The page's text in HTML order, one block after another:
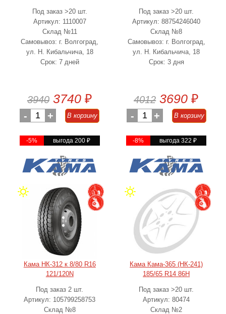
Под заказ >20 шт.
Артикул: 1110007
Склад №11
Самовывоз: г. Волгоград,
ул. Н. Кибальчича, 18
Срок: 7 дней
3940 3740 ₽
- 1 + В корзину
-5% выгода 200₽
Под заказ >20 шт.
Артикул: 88754246040
Склад №8
Самовывоз: г. Волгоград,
ул. Н. Кибальчича, 18
Срок: 3 дня
4012 3690 ₽
- 1 + В корзину
-8% выгода 322₽
Кама НК-312 к 8/80 R16
121/120N
Под заказ 2 шт.
Артикул: 105799258753
Склад №8
Кама Кама-365 (НК-241)
185/65 R14 86H
Под заказ >20 шт.
Артикул: 80474
Склад №2